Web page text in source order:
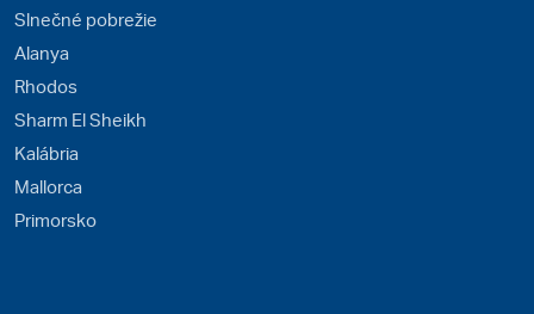
Slnečné pobrežie
Alanya
Rhodos
Sharm El Sheikh
Kalábria
Mallorca
Primorsko